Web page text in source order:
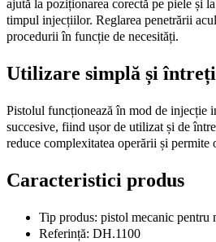
ajută la poziționarea corectă pe piele și
timpul injecțiilor. Reglarea penetrării
procedurii în funcție de necesități.
Utilizare simplă și
Pistolul funcționează în mod de injecție
succesive, fiind ușor de utilizat și de
reduce complexitatea operării și
Caracteristici produs
Tip produs: pistol mecanic pentru
Referință: DH.1100